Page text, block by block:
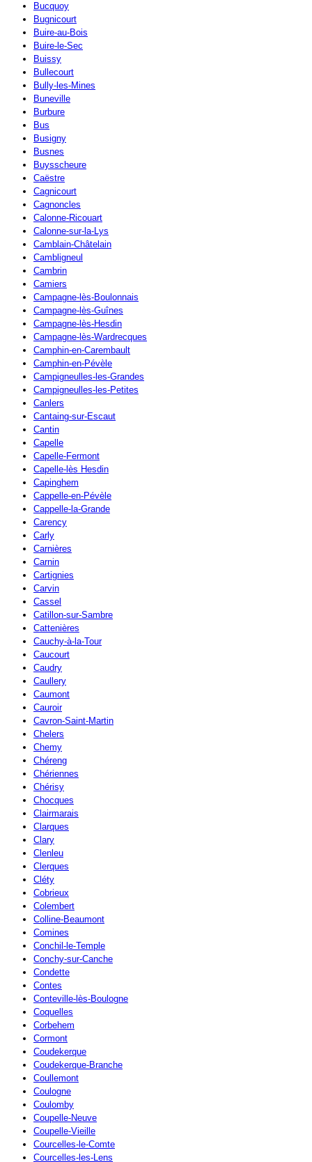
Bucquoy
Bugnicourt
Buire-au-Bois
Buire-le-Sec
Buissy
Bullecourt
Bully-les-Mines
Buneville
Burbure
Bus
Busigny
Busnes
Buysscheure
Caëstre
Cagnicourt
Cagnoncles
Calonne-Ricouart
Calonne-sur-la-Lys
Camblain-Châtelain
Cambligneul
Cambrin
Camiers
Campagne-lès-Boulonnais
Campagne-lès-Guînes
Campagne-lès-Hesdin
Campagne-lès-Wardrecques
Camphin-en-Carembault
Camphin-en-Pévèle
Campigneulles-les-Grandes
Campigneulles-les-Petites
Canlers
Cantaing-sur-Escaut
Cantin
Capelle
Capelle-Fermont
Capelle-lès Hesdin
Capinghem
Cappelle-en-Pévèle
Cappelle-la-Grande
Carency
Carly
Carnières
Carnin
Cartignies
Carvin
Cassel
Catillon-sur-Sambre
Cattenières
Cauchy-à-la-Tour
Caucourt
Caudry
Caullery
Caumont
Cauroir
Cavron-Saint-Martin
Chelers
Chemy
Chéreng
Chériennes
Chérisy
Chocques
Clairmarais
Clarques
Clary
Clenleu
Clerques
Cléty
Cobrieux
Colembert
Colline-Beaumont
Comines
Conchil-le-Temple
Conchy-sur-Canche
Condette
Contes
Conteville-lès-Boulogne
Coquelles
Corbehem
Cormont
Coudekerque
Coudekerque-Branche
Coullemont
Coulogne
Coulomby
Coupelle-Neuve
Coupelle-Vieille
Courcelles-le-Comte
Courcelles-les-Lens